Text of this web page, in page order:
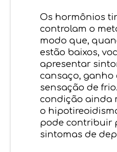
Os hormônios
controlam o
modo que,
estão baixos,
apresentar
cansaço, ganho
sensação de
condição ainda
o
pode contribuir
sintomas de